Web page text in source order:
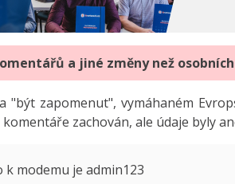
a jiné změny než
zapomenut", vymáhaném
zachován, ale údaje byly
modemu je admin123